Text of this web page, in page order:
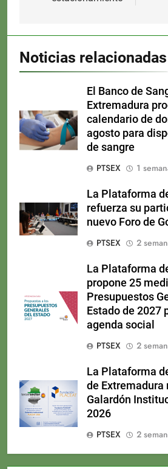
Noticias relacionadas
El Banco de
Extremadura
calendario de
agosto para
de sangre
PTSEX
1
La Plataforma
refuerza su
nuevo Foro de
PTSEX
2
La Plataforma
propone 25
Presupuestos
Estado de 2027
agenda social
PTSEX
2
La Plataforma
de Extremadura
Galardón
2026
PTSEX
2